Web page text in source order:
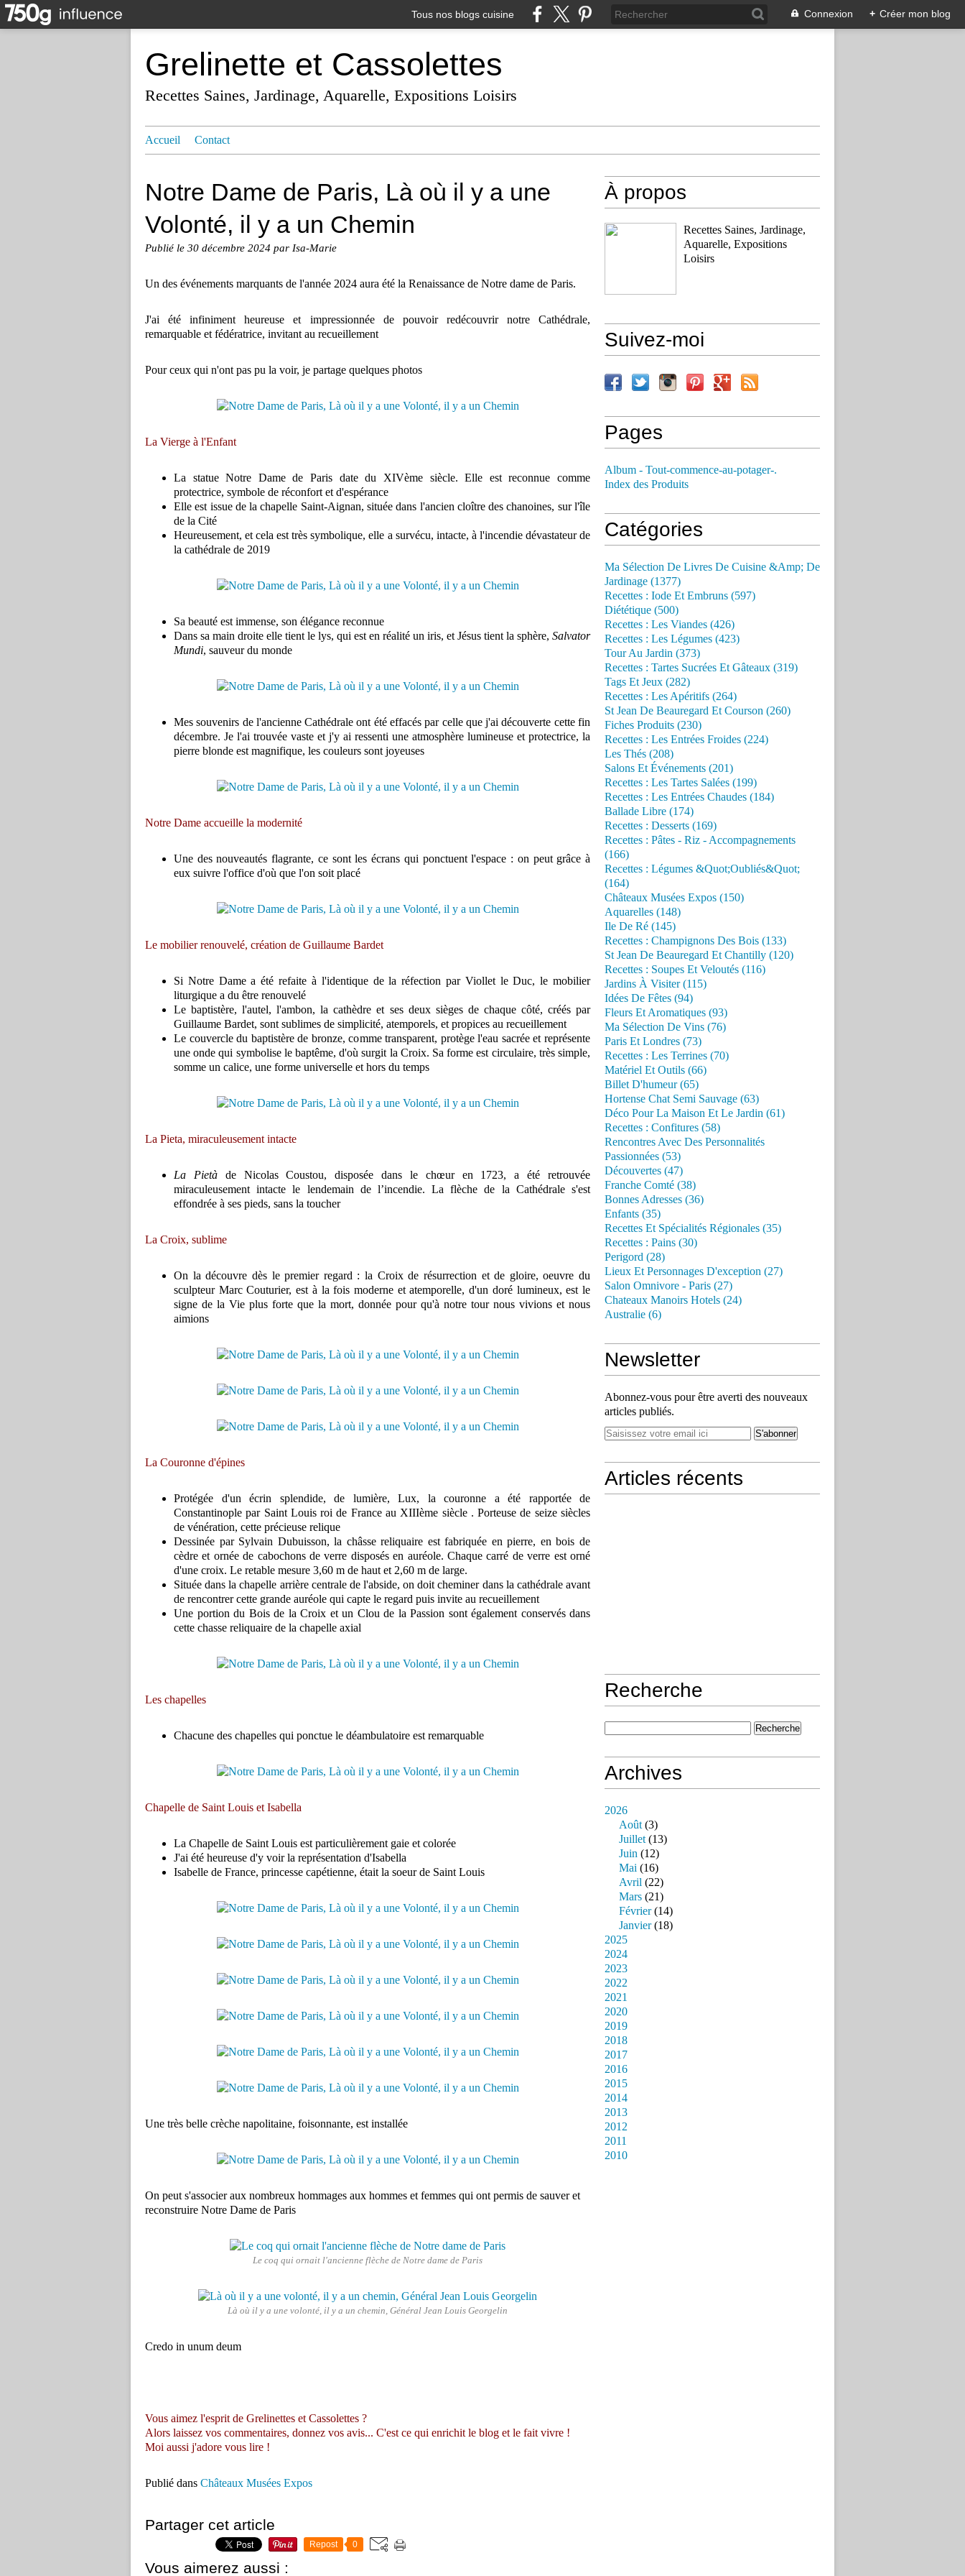
Tous nos blogs cuisine Connexion + Créer mon blog
Grelinette et Cassolettes
Recettes Saines, Jardinage, Aquarelle, Expositions Loisirs
Accueil Contact
Notre Dame de Paris, Là où il y a une
Volonté, il y a un Chemin
Publié le 30 décembre 2024 par Isa-Marie
Un des événements marquants de l'année 2024 aura été la Renaissance de Notre dame de Paris.
J'ai été infiniment heureuse et impressionnée de pouvoir redécouvrir notre Cathédrale,
remarquable et fédératrice, invitant au recueillement
Pour ceux qui n'ont pas pu la voir, je partage quelques photos
La Vierge à l'Enfant
La statue Notre Dame de Paris date du XIVème siècle. Elle est reconnue comme
protectrice, symbole de réconfort et d'espérance
Elle est issue de la chapelle Saint-Aignan, située dans l'ancien cloître des chanoines, sur l'île
de la Cité
Heureusement, et cela est très symbolique, elle a survécu, intacte, à l'incendie dévastateur de
la cathédrale de 2019
Sa beauté est immense, son élégance reconnue
Dans sa main droite elle tient le lys, qui est en réalité un iris, et Jésus tient la sphère, Salvator
Mundi, sauveur du monde
Mes souvenirs de l'ancienne Cathédrale ont été effacés par celle que j'ai découverte cette fin
décembre. Je l'ai trouvée vaste et j'y ai ressenti une atmosphère lumineuse et protectrice, la
pierre blonde est magnifique, les couleurs sont joyeuses
Notre Dame accueille la modernité
Une des nouveautés flagrante, ce sont les écrans qui ponctuent l'espace : on peut grâce à
eux suivre l'office d'où que l'on soit placé
Le mobilier renouvelé, création de Guillaume Bardet
Si Notre Dame a été refaite à l'identique de la réfection par Viollet le Duc, le mobilier
liturgique a du être renouvelé
Le baptistère, l'autel, l'ambon, la cathèdre et ses deux sièges de chaque côté, créés par
Guillaume Bardet, sont sublimes de simplicité, atemporels, et propices au recueillement
Le couvercle du baptistère de bronze, comme transparent, protège l'eau sacrée et représente
une onde qui symbolise le baptême, d'où surgit la Croix. Sa forme est circulaire, très simple,
somme un calice, une forme universelle et hors du temps
La Pieta, miraculeusement intacte
La Pietàde Nicolas Coustou, disposée dans le chœur en 1723, a été retrouvée
miraculeusement intacte le lendemain de l’incendie. La flèche de la Cathédrale s'est
effondrée à ses pieds, sans la toucher
La Croix, sublime
On la découvre dès le premier regard : la Croix de résurrection et de gloire, oeuvre du
sculpteur Marc Couturier, est à la fois moderne et atemporelle, d'un doré lumineux, est le
signe de la Vie plus forte que la mort, donnée pour qu'à notre tour nous vivions et nous
aimions
La Couronne d'épines
Protégée d'un écrin splendide, de lumière, Lux, la couronne a été rapportée de
Constantinople par Saint Louis roi de France au XIIIème siècle . Porteuse de seize siècles
de vénération, cette précieuse relique
Dessinée par Sylvain Dubuisson, la châsse reliquaire est fabriquée en pierre, en bois de
cèdre et ornée de cabochons de verre disposés en auréole. Chaque carré de verre est orné
d'une croix. Le retable mesure 3,60 m de haut et 2,60 m de large.
Située dans la chapelle arrière centrale de l'abside, on doit cheminer dans la cathédrale avant
de rencontrer cette grande auréole qui capte le regard puis invite au recueillement
Une portion du Bois de la Croix et un Clou de la Passion sont également conservés dans
cette chasse reliquaire de la chapelle axial
Les chapelles
Chacune des chapelles qui ponctue le déambulatoire est remarquable
Chapelle de Saint Louis et Isabella
La Chapelle de Saint Louis est particulièrement gaie et colorée
J'ai été heureuse d'y voir la représentation d'Isabella
Isabelle de France, princesse capétienne, était la soeur de Saint Louis
Une très belle crèche napolitaine, foisonnante, est installée
On peut s'associer aux nombreux hommages aux hommes et femmes qui ont permis de sauver et
reconstruire Notre Dame de Paris
Le coq qui ornait l'ancienne flèche de Notre dame de Paris
Là où il y a une volonté, il y a un chemin, Général Jean Louis Georgelin
Credo in unum deum
Vous aimez l'esprit de Grelinettes et Cassolettes ?
Alors laissez vos commentaires, donnez vos avis... C'est ce qui enrichit le blog et le fait vivre !
Moi aussi j'adore vous lire !
Publié dans Châteaux Musées Expos
Partager cet article
Repost 0
Vous aimerez aussi :
À propos
Recettes Saines, Jardinage,
Aquarelle, Expositions
Loisirs
Suivez-moi
Pages
Album - Tout-commence-au-potager-.
Index des Produits
Catégories
Ma Sélection De Livres De Cuisine &Amp; De
Jardinage (1377)
Recettes : Iode Et Embruns (597)
Diététique (500)
Recettes : Les Viandes (426)
Recettes : Les Légumes (423)
Tour Au Jardin (373)
Recettes : Tartes Sucrées Et Gâteaux (319)
Tags Et Jeux (282)
Recettes : Les Apéritifs (264)
St Jean De Beauregard Et Courson (260)
Fiches Produits (230)
Recettes : Les Entrées Froides (224)
Les Thés (208)
Salons Et Événements (201)
Recettes : Les Tartes Salées (199)
Recettes : Les Entrées Chaudes (184)
Ballade Libre (174)
Recettes : Desserts (169)
Recettes : Pâtes - Riz - Accompagnements
(166)
Recettes : Légumes &Quot;Oubliés&Quot;
(164)
Châteaux Musées Expos (150)
Aquarelles (148)
Ile De Ré (145)
Recettes : Champignons Des Bois (133)
St Jean De Beauregard Et Chantilly (120)
Recettes : Soupes Et Veloutés (116)
Jardins À Visiter (115)
Idées De Fêtes (94)
Fleurs Et Aromatiques (93)
Ma Sélection De Vins (76)
Paris Et Londres (73)
Recettes : Les Terrines (70)
Matériel Et Outils (66)
Billet D'humeur (65)
Hortense Chat Semi Sauvage (63)
Déco Pour La Maison Et Le Jardin (61)
Recettes : Confitures (58)
Rencontres Avec Des Personnalités
Passionnées (53)
Découvertes (47)
Franche Comté (38)
Bonnes Adresses (36)
Enfants (35)
Recettes Et Spécialités Régionales (35)
Recettes : Pains (30)
Perigord (28)
Lieux Et Personnages D'exception (27)
Salon Omnivore - Paris (27)
Chateaux Manoirs Hotels (24)
Australie (6)
Newsletter
Abonnez-vous pour être averti des nouveaux
articles publiés.
Articles récents
Recherche
Archives
2026
Août(3)
Juillet(13)
Juin (12)
Mai (16)
Avril (22)
Mars (21)
Février(14)
Janvier(18)
2025
2024
2023
2022
2021
2020
2019
2018
2017
2016
2015
2014
2013
2012
2011
2010